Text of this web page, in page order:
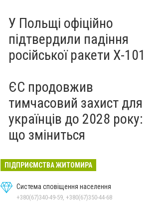
У Польщі офіційно
підтвердили падіння
російської ракети Х-101
ЄС продовжив
тимчасовий захист для
українців до 2028 року:
що зміниться
ПІДПРИЄМСТВА ЖИТОМИРА
Система сповіщення населення
+380(67)340-49-59, +380(67)350-44-68